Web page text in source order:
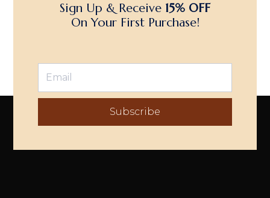
Sign Up & Receive 15% OFF
On Your First Purchase!
Subscribe